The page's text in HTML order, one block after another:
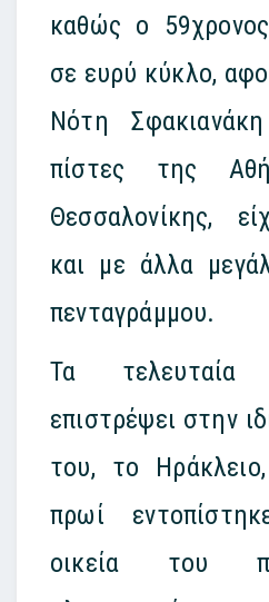
καθώς ο
σε ευρύ κύκλο,
Νότη
πίστες της
Θεσσαλονίκης,
και με άλλα
πενταγράμμου.
Τα τελευταία
επιστρέψει στην
του, το
πρωί
οικεία του